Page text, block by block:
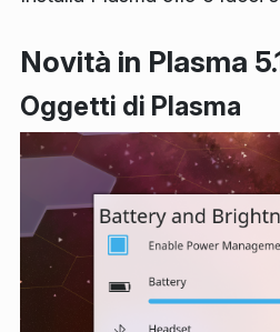
Novità in Plasma
Oggetti di Plasma